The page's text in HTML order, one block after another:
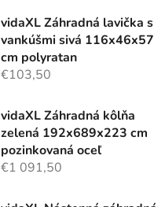
vidaXL Záhradná lavička s
vankúšmi sivá 116x46x57
cm polyratan
€103,50
vidaXL Záhradná kôlňa
zelená 192x689x223 cm
pozinkovaná oceľ
€1 091,50